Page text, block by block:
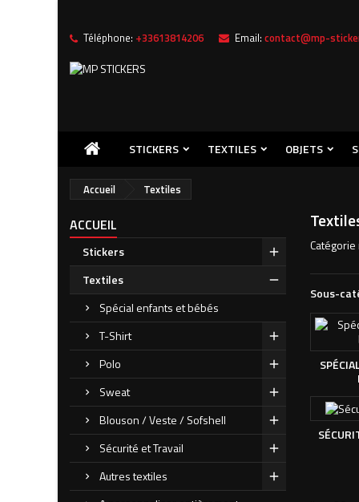
Téléphone: +33613814206 Email: contact@mp-
STICKERS TEXTILES OBJETS
Accueil Textiles
ACCUEIL
Stickers
Textiles
Spécial enfants et bébés
T-Shirt
Polo
Sweat
Blouson / Veste / Sofshell
Sécurité et Travail
Autres textiles
Sous-